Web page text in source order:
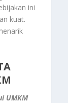
ini
kuat.
UMKM